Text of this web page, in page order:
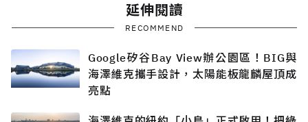
延伸閱讀
RECOMMEND
Google矽谷Bay View辦公園區！BIG與
海澤維克攜手設計，太陽能板龍麟屋頂成
亮點